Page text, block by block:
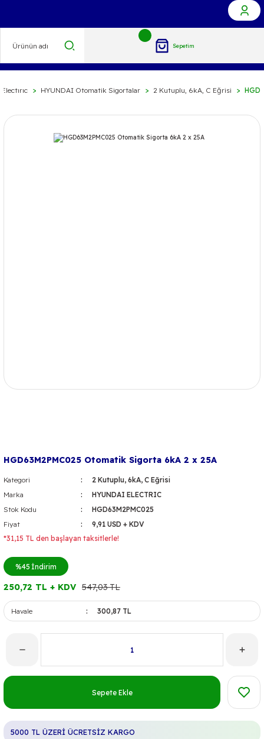
Sepetim
HYUNDAI Otomatik Sigortalar 2 Kutuplu, 6kA, C Eğrisi
HGD63M2PMC025 Otomatik Sigorta 6kA 2 x 25A
Kategori
2 Kutuplu, 6kA, C Eğrisi
Marka
HYUNDAI ELECTRIC
Stok Kodu
HGD63M2PMC025
Fiyat
9,91 USD + KDV
*31,15 TL den başlayan taksitlerle!
%45 İndirim
250,72 TL + KDV 547,03 TL
Havale 300,87 TL
Sepete Ekle
5000 TL ÜZERİ ÜCRETSİZ KARGO